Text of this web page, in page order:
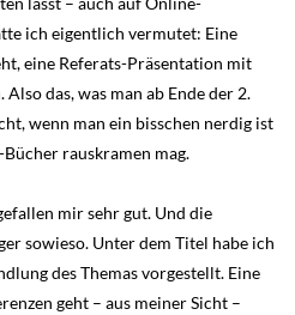
ich eigentlich vermutet: Eine
eine Referats-Präsentation mit
das, was man ab Ende der 2.
wenn man ein bisschen nerdig ist
rauskramen mag.
mir sehr gut. Und die
sowieso. Unter dem Titel habe ich
des Themas vorgestellt. Eine
geht – aus meiner Sicht –